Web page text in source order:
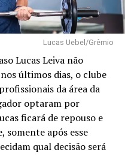
Lucas Uebel/Grêmio
Lucas Leiva não
últimos dias, o clube
da área da
optaram por
ficará de repouso e
somente após esse
qual decisão será